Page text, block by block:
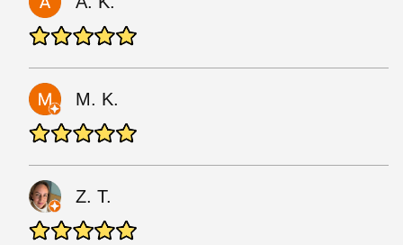
M. K.
Z. T.